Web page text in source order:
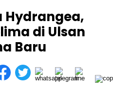
Hydrangea,
di Ulsan
Baru